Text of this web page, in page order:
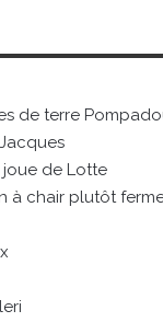
de terre
de Lotte
à chair plutôt